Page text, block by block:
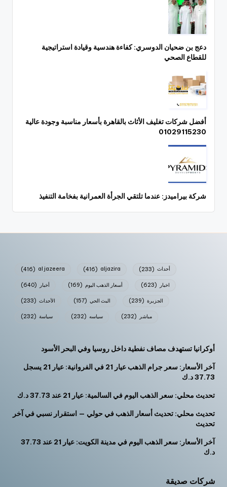
دعج بن ضحيان الدوسري: كفاءة هندسية وقيادة استراتيجية
للقطاع الصحي
أفضل شركات تغليف الأثاث بالقاهرة بأسعار مناسبة وجودة عالية
01029115230
شركة بيراميدز: عندما تلتقي الجرأة العمرانية بفخامة التنفيذ
al jazeera
(416) aljazira
(416) أحداث (233)
أخبار (640) أسعار الذهب اليوم (169) اخبار (623)
الأحداث (233) البث الحي (157) الجزيرة (239)
سياسة (232) سياسه (232) مباشر (232)
أوكرانيا تستهدف مصاف نفطية داخل روسيا وفي البحر الأسود
آخر الأسعار: سعر جرام الذهب عيار 21 في الفروانية: عيار 21 يسجل
37.73 د.ك
تحديث محلي: سعر الذهب اليوم في السالمية: عيار 21 عند 37.73 د.ك
تحديث محلي: تحديث أسعار الذهب في حولي — استقرار نسبي في آخر
تحديث
آخر الأسعار: سعر الذهب اليوم في مدينة الكويت: عيار 21 عند 37.73
د.ك
شركات صديقة